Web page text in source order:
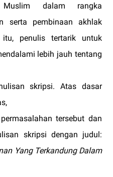
dalam rangka
serta pembinaan akhlak
penulis tertarik untuk
lebih jauh tentang
skripsi. Atas dasar
tersebut dan
skripsi dengan judul:
Yang Terkandung Dalam